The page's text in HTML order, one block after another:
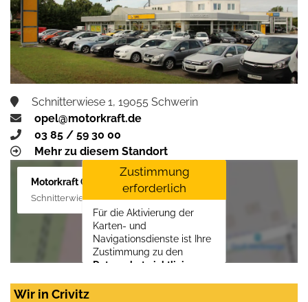
Schnitterwiese 1, 19055 Schwerin
opel@motorkraft.de
03 85 / 59 30 00
Mehr zu diesem Standort
Motorkraft GmbH
Schnitterwiese 1, 19055 Schwerin
Zustimmung
erforderlich
Für die Aktivierung der
Karten- und
Navigationsdienste ist Ihre
Zustimmung zu den
Datenschutzrichtlinien
Wir in Crivitz